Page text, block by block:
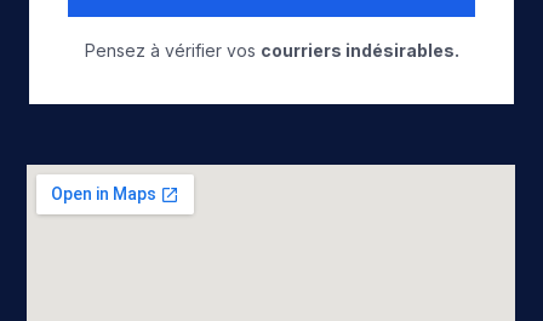
Pensez à vérifier vos courriers indésirables.